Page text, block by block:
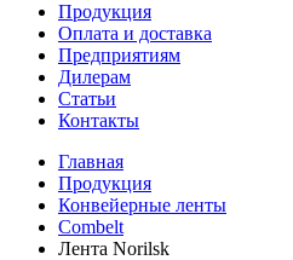
Продукция
Оплата и доставка
Предприятиям
Дилерам
Статьи
Контакты
Главная
Продукция
Конвейерные ленты
Combelt
Лента Norilsk